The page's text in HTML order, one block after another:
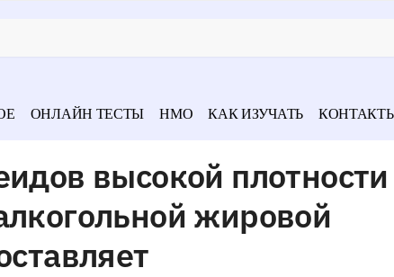
ОНЛАЙН ТЕСТЫ НМО КАК ИЗУЧАТЬ
высокой плотности
жировой